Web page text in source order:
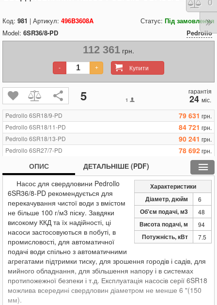
Код: 981 | Артикул: 496B3608A Статус: Під замовлення
Model: 6SR36/8-PD Pedrollo
112 361 грн.
Купити
- +
5 1
гарантія
24 міс.
Pedrollo 6SR18/9-PD
79 631 грн.
Pedrollo 6SR18/11-PD
84 721 грн.
Pedrollo 6SR18/13-PD
90 241 грн.
Pedrollo 6SR27/7-PD
78 692грн.
82 763грн.
Pedrollo 6SR27/10-PD
86 482грн.
Pedrollo 6SR36/8-PD
112 361
Pedrollo 6SR36/10-PD
125 672грн.
Pedrollo 6SR36/11-PD
128 216грн.
Pedrollo 6SR44/8-PD
117 724грн.
Pedrollo 6SR44/9-PD
131 348грн.
Pedrollo 6SR44/11-PD
137 612грн.
ОПИС ДЕТАЛЬНІШЕ (PDF)
Характеристики
Діаметр, дюйм
6
Об'єм подачі, м3 48
Висота подачі, м 94
Потужність, кВт 7.5
Насос для свердловини Pedrollo
6SR36/8-PD рекомендується для
перекачування чистої води з вмістом
не більше 100 г/м3 піску. Завдяки
високому ККД та їх надійності, ці
насоси застосовуються в побуті, в
промисловості, для автоматичної
подачі води спільно з автоматичними
агрегатами підтримки тиску, для зрошення городів і садів, для
мийного обладнання, для збільшення напору і в системах
протипожежної безпеки і т.д. Експлуатація насосів серії 6SR18
можлива всередині свердловин діаметром не менше 6 "(150
мм).
0